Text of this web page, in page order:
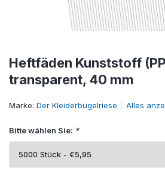
Heftfäden Kunststoff
transparent, 40 mm
Marke: Der Kleiderbügelriese Alles
Bitte wählen Sie: *